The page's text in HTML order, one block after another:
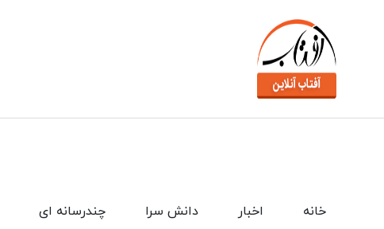
چندرسانه ای دانش سرا اخبار خانه